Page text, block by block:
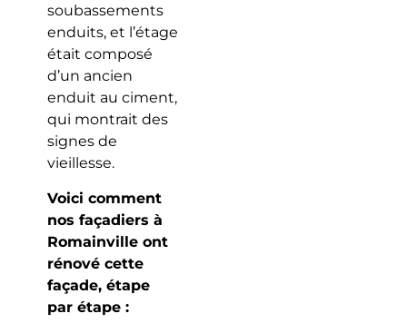
soubassements
enduits, et l’étage
était composé
d’un ancien
enduit au ciment,
qui montrait des
signes de
vieillesse.
Voici comment
nos façadiers à
Romainville ont
rénové cette
façade, étape
par étape :